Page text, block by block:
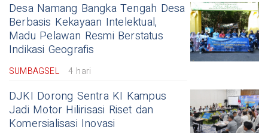
Desa Namang Bangka Tengah Desa
Berbasis Kekayaan Intelektual,
Madu Pelawan Resmi Berstatus
Indikasi Geografis
SUMBAGSEL 4 hari
DJKI Dorong Sentra KI Kampus
Jadi Motor Hilirisasi Riset dan
Komersialisasi Inovasi